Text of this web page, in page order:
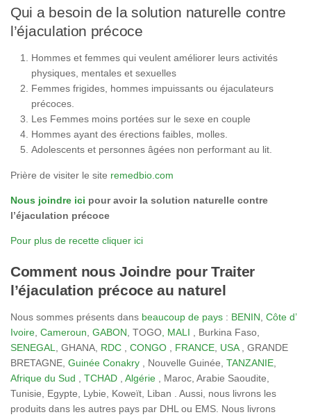
Qui a besoin de la solution naturelle contre
l’éjaculation précoce
Hommes et femmes qui veulent améliorer leurs activités
physiques, mentales et sexuelles
Femmes frigides, hommes impuissants ou éjaculateurs
précoces.
Les Femmes moins portées sur le sexe en couple
Hommes ayant des érections faibles, molles.
Adolescents et personnes âgées non performant au lit.
Prière de visiter le site remedbio.com
Nous joindre ici pour avoir la solution naturelle contre
l’éjaculation précoce
Pour plus de recette cliquer ici
Comment nous Joindre pour Traiter
l’éjaculation précoce au naturel
Nous sommes présents dans beaucoup de pays : BENIN Côte d’
Ivoire Cameroun GABON , TOGO , MALI , Burkina Faso,
SENEGAL
, GHANA, RDC CONGO FRANCE USA, GRANDE
BRETAGNE, Guinée Conakry , Nouvelle Guinée, TANZANIE
Afrique du Sud
TCHAD Algérie , Maroc, Arabie Saoudite,
Tunisie, Egypte, Lybie, Koweït, Liban . Aussi, nous livrons les
produits dans les autres pays par DHL ou EMS. Nous livrons